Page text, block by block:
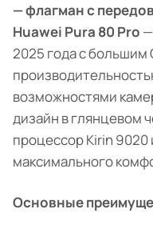
— флагман с
Huawei Pura 80 Pro
2025 года с большим
возможностями
дизайн в глянцевом
процессор Kirin 9020
максимального
Основные